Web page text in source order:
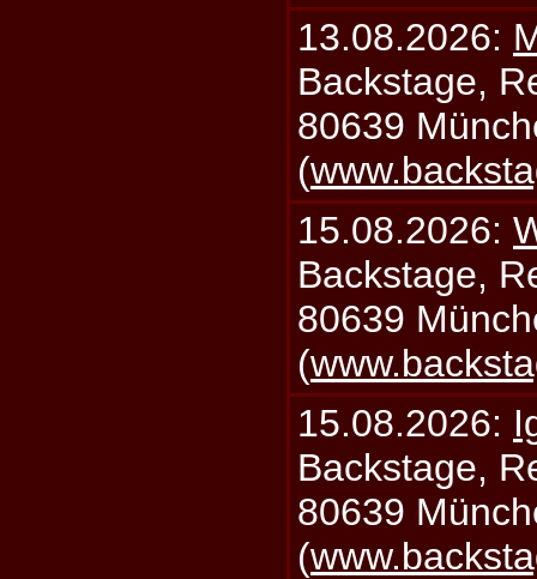
13.08.2026:
Backstage,
80639
(
15.08.2026:
Backstage,
80639
(
15.08.2026:
Backstage,
80639
(